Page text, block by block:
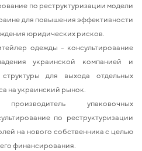
по реструктуризации модели
для повышения эффективности
юридических рисков.
одежды - консультирование
украинской компанией и
для выхода отдельных
на украинский рынок.
упаковочных
по реструктуризации
на нового собственника с целью
финансирования.